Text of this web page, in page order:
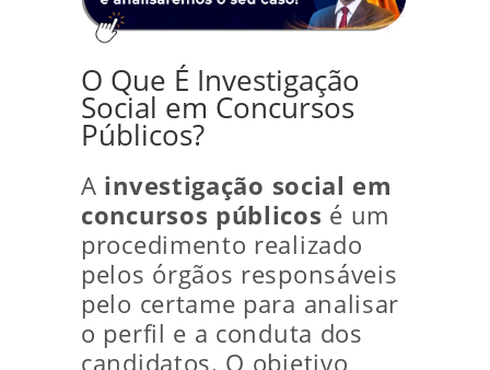
O Que É Investigação
Social em Concursos
Públicos?
A investigação social em
concursos públicos é um
procedimento realizado
pelos órgãos responsáveis
pelo certame para analisar
o perfil e a conduta dos
candidatos. O objetivo